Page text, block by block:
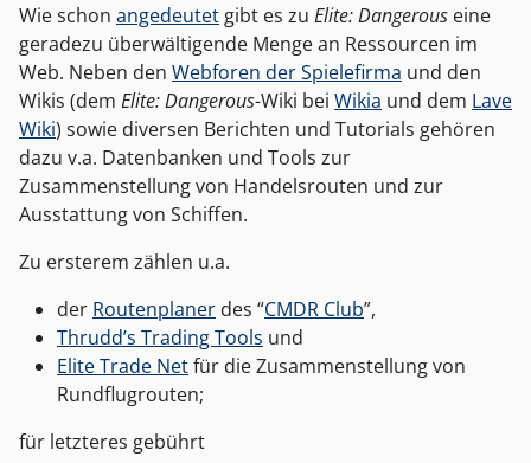
Wie schon angedeutet gibt es zu Elite: Dangerous eine
geradezu überwältigende Menge an Ressourcen im
Web. Neben den Webforen der Spielefirma und den
Wikis (dem Elite: Dangerous-Wiki bei Wikia und dem Lave
Wiki) sowie diversen Berichten und Tutorials gehören
dazu v.a. Datenbanken und Tools zur
Zusammenstellung von Handelsrouten und zur
Ausstattung von Schiffen.
Zu ersterem zählen u.a.
der Routenplaner des “CMDR Club”,
Thrudd’s Trading Tools und
Elite Trade Netfür die Zusammenstellung von
Rundflugrouten;
für letzteres gebührt